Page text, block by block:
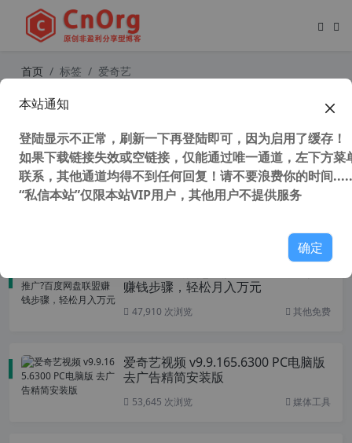
首页 标签 爱奇艺
00M且保留画质
赚钱步骤，轻松月入万元
47,910 次浏览 其他免费
爱奇艺视频 v9.9.165.6300 PC电脑版
去广告精简安装版
53,645 次浏览 媒体工具
本站通知
登陆显示不正常，刷新一下再登陆即可，因为启用了缓存！
如果下载链接失效或空链接，仅能通过唯一通道，左下方菜
联系，其他通道均得不到任何回复！请不要浪费你的时间
“私信本站”仅限本站VIP用户，其他用户不提供服务
确定